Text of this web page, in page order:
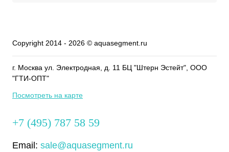
Copyright 2014 - 2026 © aquasegment.ru
г. Москва ул. Электродная, д. 11 БЦ "Штерн Эстейт", ООО
"ГТИ-ОПТ"
Посмотреть на карте
+7 (495) 787 58 59
Email: sale@aquasegment.ru